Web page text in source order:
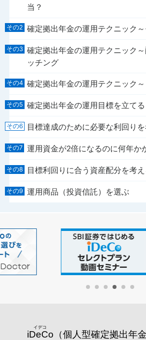
当？
確定拠出年金の運用テクニック
確定拠出年金の運用テクニック
ッチング
確定拠出年金の運用テクニック
確定拠出年金の運用目標を立てる
目標達成のために必要な利回り
運用資金が2倍になるのに何年か
目標利回りに合う資産配分を考え
運用商品（投資信託）を選ぶ
iDeCo （個人型確定拠出年